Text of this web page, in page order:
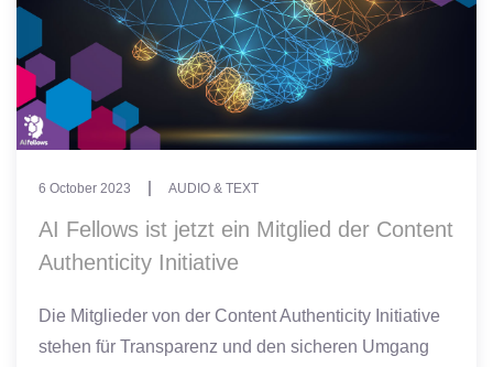
6 October 2023 AUDIO & TEXT
AI Fellows ist jetzt ein Mitglied der Content
Authenticity Initiative
Die Mitglieder von der Content Authenticity Initiative
stehen für Transparenz und den sicheren Umgang